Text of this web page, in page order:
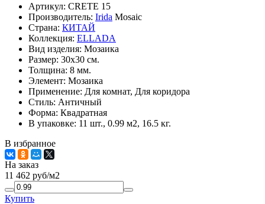
Артикул: CRETE 15
Производитель: Irida Mosaic
Страна: КИТАЙ
Коллекция: ELLADA
Вид изделия: Мозаика
Размер: 30x30 см.
Толщина: 8 мм.
Элемент: Мозаика
Применение: Для комнат, Для коридора
Стиль: Античный
Форма: Квадратная
В упаковке: 11 шт., 0.99 м2, 16.5 кг.
В избранное
На заказ
11 462 руб/м2
Купить